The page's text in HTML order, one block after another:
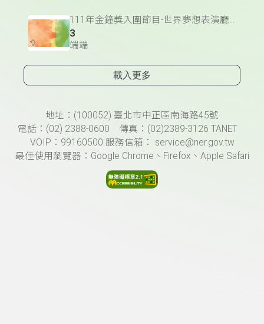
111年金鐘獎入圍節目-世界夢想表演廳(藝術文化節目&主持人獎)
3
端端
載入更多
頁尾資訊地址：(100052) 臺北市中正區南海路45號
電話：(02) 2388-0600 傳真：(02)2389-3126 TANET
VOIP：99160500 服務信箱： service@ner.gov.tw
最佳使用瀏覽器：Google Chrome、Firefox、Apple Safari